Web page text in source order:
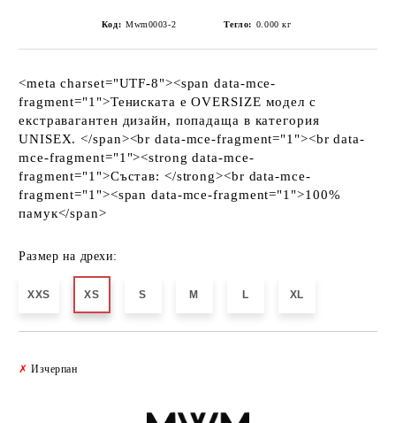
Код: Mwm0003-2 Тегло: 0.000 кг
<meta charset="UTF-8"><span data-mce-
fragment="1">Тениската е OVERSIZE модел с
екстравагантен дизайн, попадаща в категория
UNISEX. </span><br data-mce-fragment="1"><br data-
mce-fragment="1"><strong data-mce-
fragment="1">Състав: </strong><br data-mce-
fragment="1"><span data-mce-fragment="1">100%
памук</span>
Размер на дрехи:
XXS XS S M L XL
✗ Изчерпан